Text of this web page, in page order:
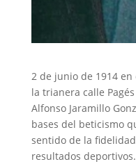
2 de junio de 1914 en
la trianera calle
Alfonso Jaramillo
bases del beticismo
sentido de la
resultados